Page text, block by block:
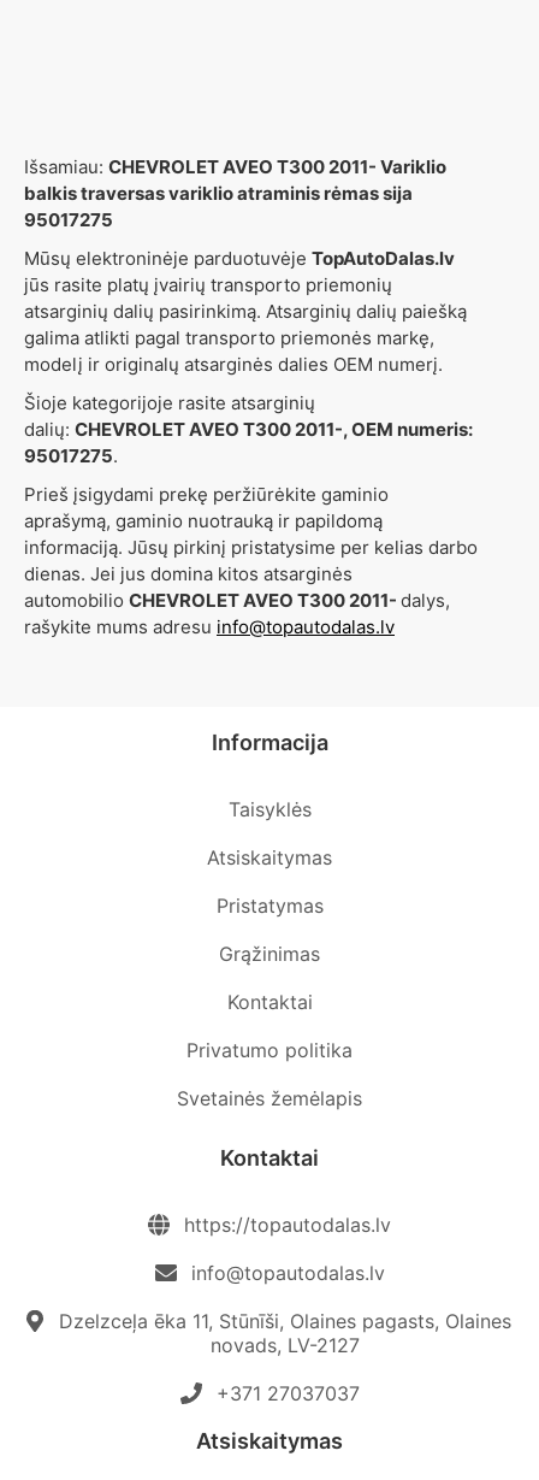
Išsamiau: CHEVROLET AVEO T300 2011- Variklio
balkis traversas variklio atraminis rėmas sija
95017275
Mūsų elektroninėje parduotuvėje TopAutoDalas.lv
jūs rasite platų įvairių transporto priemonių
atsarginių dalių pasirinkimą. Atsarginių dalių paiešką
galima atlikti pagal transporto priemonės markę,
modelį ir originalų atsarginės dalies OEM numerį.
Šioje kategorijoje rasite atsarginių
dalių: CHEVROLET AVEO T300 2011-, OEM numeris:
95017275.
Prieš įsigydami prekę peržiūrėkite gaminio
aprašymą, gaminio nuotrauką ir papildomą
informaciją. Jūsų pirkinį pristatysime per kelias darbo
dienas. Jei jus domina kitos atsarginės
automobilio CHEVROLET AVEO T300 2011- dalys,
rašykite mums adresu info@topautodalas.lv
Informacija
Taisyklės
Atsiskaitymas
Pristatymas
Grąžinimas
Kontaktai
Privatumo politika
Svetainės žemėlapis
Kontaktai
https://topautodalas.lv
info@topautodalas.lv
Dzelzceļa ēka 11, Stūnīši, Olaines pagasts, Olaines
novads, LV-2127
+371 27037037‬
Atsiskaitymas